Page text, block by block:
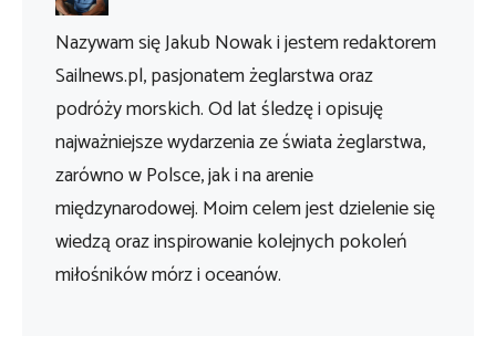
Nazywam się Jakub Nowak i jestem redaktorem
Sailnews.pl, pasjonatem żeglarstwa oraz
podróży morskich. Od lat śledzę i opisuję
najważniejsze wydarzenia ze świata żeglarstwa,
zarówno w Polsce, jak i na arenie
międzynarodowej. Moim celem jest dzielenie się
wiedzą oraz inspirowanie kolejnych pokoleń
miłośników mórz i oceanów.